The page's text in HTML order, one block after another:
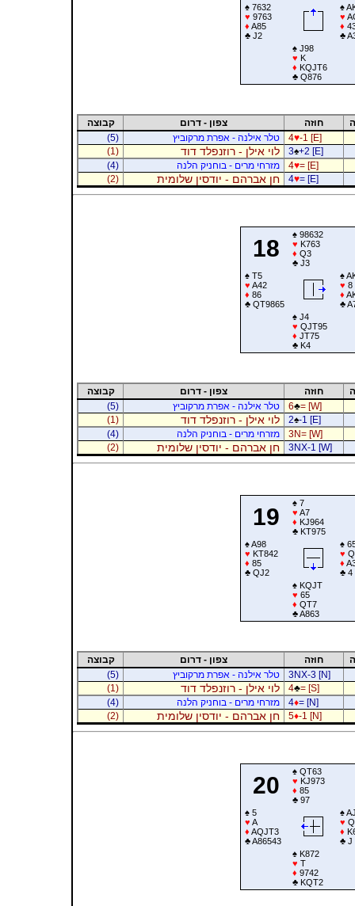
♠7632
♥ 9763
♦ A85
♣J2
♠
♥
♦
♣
♠J98
♥ K
♦ KQJT6
♣Q876
חוזה צפון - דרום
קבוצה
4♥-1 [E] טלר אילנה - אפרת מרקוביץ
(5)
3♠+2 [E] לוי אילן - רוזנפלד דוד
(1)
4♥= [E] מזרחי מרים - בוחניק הלנה
(4)
4♥= [E] חן אברהם - יודסין שלומית (2)
18
♠98632
♥ K763
♦ Q3
♣J3
♠T5
♥ A42
♦ 86
♣QT9865
♠
♥ 8
♦
♣
♠J4
♥ QJT95
♦ JT75
♣K4
חוזה צפון - דרום
קבוצה
6♣= [W] טלר אילנה - אפרת מרקוביץ
(5)
2♠-1 [E] לוי אילן - רוזנפלד דוד
(1)
3N= [W]
מזרחי מרים - בוחניק הלנה
(4)
3NX-1 [W]
חן אברהם - יודסין שלומית (2)
19
♠7
♥ A7
♦ KJ964
♣KT975
♠A98
♥ KT842
♦ 85
♣QJ2
♠
♥
♦
♣4
♠KQJT
♥ 65
♦ QT7
♣A863
חוזה צפון - דרום
קבוצה
3NX-3 [N]
טלר אילנה - אפרת מרקוביץ
(5)
4♣= [S] לוי אילן - רוזנפלד דוד
(1)
4♦= [N] מזרחי מרים - בוחניק הלנה
(4)
5♦-1 [N] חן אברהם - יודסין שלומית (2)
20
♠QT63
♥ KJ973
♦ 85
♣97
♠5
♥ A
♦ AQJT3
♣A86543
♠
♥
♦
♣J
♠K872
♥ T
♦ 9742
♣KQT2